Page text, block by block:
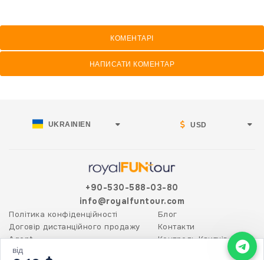
від
КОМЕНТАРІ
НАПИСАТИ КОМЕНТАР
UKRAINIEN USD
+90-530-588-03-80
info@royalfuntour.com
Політика конфіденційності
Договір дистанційного продажу
Agent
Блог
Контакти
Контроль Квитків